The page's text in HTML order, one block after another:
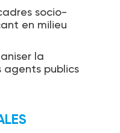
socio-
en milieu
la
agents publics